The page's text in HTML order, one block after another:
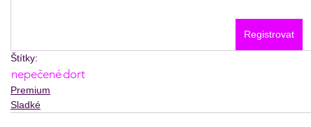
Registrovat
Štítky:
nepečenédort
Premium
Sladké